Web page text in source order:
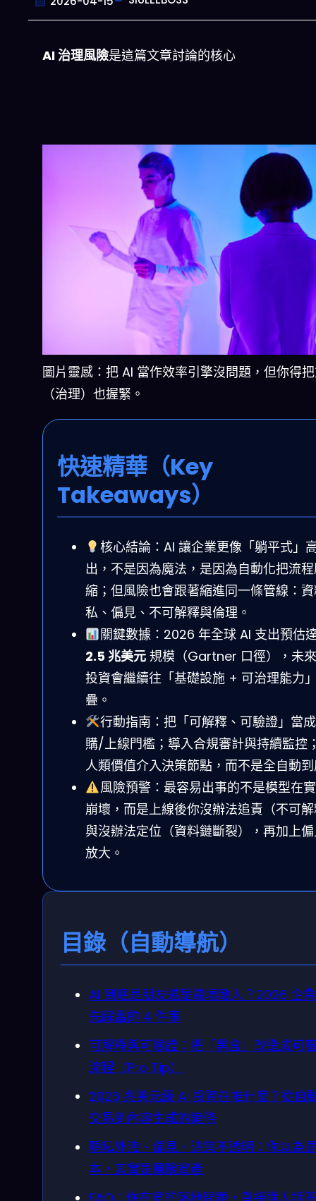
AI 治理風險是這篇文章討論的核心
圖片靈感：把 AI 當作效率引擎沒問題，但你得
（治理）也握緊。
快速精華（Key
Takeaways）
核心結論：AI 讓企業更像「躺平式」
出，不是因為魔法，是因為自動化把流
縮；但風險也會跟著縮進同一條管線：
私、偏見、不可解釋與倫理。
關鍵數據：2026 年全球 AI 支出預估
2.5 兆美元 規模（Gartner 口徑），未
投資會繼續往「基礎設施 + 可治理能力
疊。
行動指南：把「可解釋、可驗證」當
購/上線門檻；導入合規審計與持續監控
人類價值介入決策節點，而不是全自動
風險預警：最容易出事的不是模型在
崩壞，而是上線後你沒辦法追責（不可
與沒辦法定位（資料鏈斷裂），再加上
放大。
目錄（自動導航）
AI 到底是朋友還是最壞敵人？2026 企
先踩雷的 4 件事
可解釋與可驗證：把「黑盒」改造成可
流程（Pro Tip）
2026 兆美元級 AI 投資在推什麼？從自
交易到內容生成的鏈條
隱私外洩、偏見、決策不透明：你以為
本，其實是風險資產